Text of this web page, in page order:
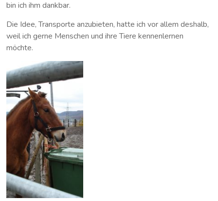
bin ich ihm dankbar.
Die Idee, Transporte anzubieten, hatte ich vor allem deshalb,
weil ich gerne Menschen und ihre Tiere kennenlernen
möchte.